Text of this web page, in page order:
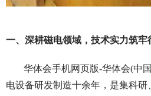
一、深耕磁电领域，技术实力筑牢
华体会手机网页版-华体会(中
电设备研发制造十余年，是集科